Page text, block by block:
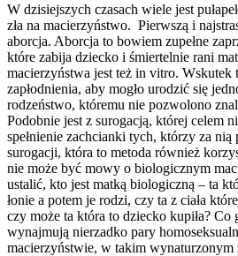
W dzisiejszych czasach wiele jest
zła na macierzyństwo. Pierwszą i
aborcja. Aborcja to bowiem zupełne
które zabija dziecko i śmiertelnie rani
macierzyństwa jest też in vitro. Wskutek
zapłodnienia, aby mogło urodzić się
rodzeństwo, któremu nie pozwolono
Podobnie jest z surogacją, której celem
spełnienie zachcianki tych, którzy za nią
surogacji, która to metoda również
nie może być mowy o biologicznym
ustalić, kto jest matką biologiczną – ta
łonie a potem je rodzi, czy ta z ciała
czy może ta która to dziecko kupiła? Co
wynajmują nierzadko pary
macierzyństwie, w takim